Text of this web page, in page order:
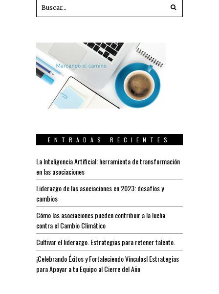
ENTRADAS RECIENTES
La Inteligencia Artificial: herramienta de transformación
en las asociaciones
Liderazgo de las asociaciones en 2023: desafíos y
cambios
Cómo las asociaciones pueden contribuir a la lucha
contra el Cambio Climático
Cultivar el liderazgo. Estrategias para retener talento.
¡Celebrando Éxitos y Fortaleciendo Vínculos! Estrategias
para Apoyar a tu Equipo al Cierre del Año